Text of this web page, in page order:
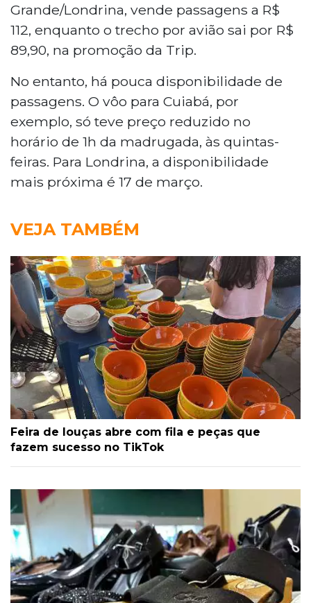
Grande/Londrina, vende passagens a R$
112, enquanto o trecho por avião sai por R$
89,90, na promoção da Trip.
No entanto, há pouca disponibilidade de
passagens. O vôo para Cuiabá, por
exemplo, só teve preço reduzido no
horário de 1h da madrugada, às quintas-
feiras. Para Londrina, a disponibilidade
mais próxima é 17 de março.
VEJA TAMBÉM
Feira de louças abre com fila e peças que
fazem sucesso no TikTok